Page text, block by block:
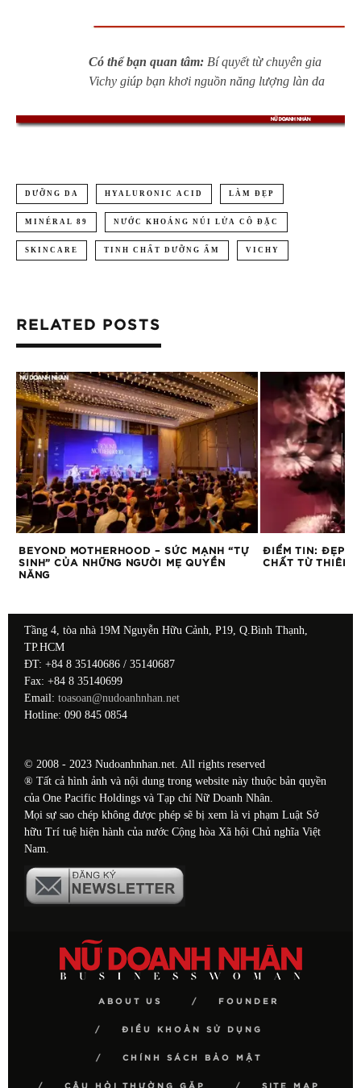
Có thể bạn quan tâm: Bí quyết từ chuyên gia
Vichy giúp bạn khơi nguồn năng lượng làn da
DƯỠNG DA HYALURONIC ACID LÀM ĐẸP
MINÉRAL 89 NƯỚC KHOÁNG NÚI LỬA CÔ ĐẶC
SKINCARE TINH CHẤT DƯỠNG ẨM VICHY
RELATED POSTS
BEYOND MOTHERHOOD – SỨC MẠNH “TỰ
SINH” CỦA NHỮNG NGƯỜI MẸ QUYỀN
NĂNG
ĐIỂM TIN: ĐẸP
CHẤT TỪ THIÊN
Tầng 4, tòa nhà 19M Nguyễn Hữu Cảnh, P19, Q.Bình Thạnh,
TP.HCM
ĐT: +84 8 35140686 / 35140687
Fax: +84 8 35140699
Email: toasoan@nudoanhnhan.net
Hotline: 090 845 0854
© 2008 - 2023 Nudoanhnhan.net. All rights reserved
® Tất cả hình ảnh và nội dung trong website này thuộc bản quyền
của One Pacific Holdings và Tạp chí Nữ Doanh Nhân.
Mọi sự sao chép không được phép sẽ bị xem là vi phạm Luật Sở
hữu Trí tuệ hiện hành của nước Cộng hòa Xã hội Chủ nghĩa Việt
Nam.
ABOUT US FOUNDER
ĐIỀU KHOẢN SỬ DỤNG
CHÍNH SÁCH BẢO MẬT
CÂU HỎI THƯỜNG GẶP SITE MAP